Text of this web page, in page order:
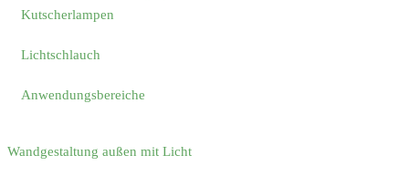
Kutscherlampen
Lichtschlauch
Anwendungsbereiche
Wandgestaltung außen mit Licht